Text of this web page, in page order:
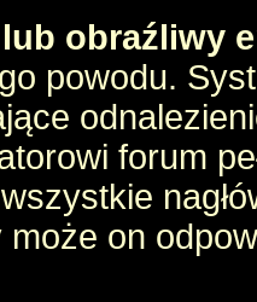
lub obraźliwy
powodu.
forum
on